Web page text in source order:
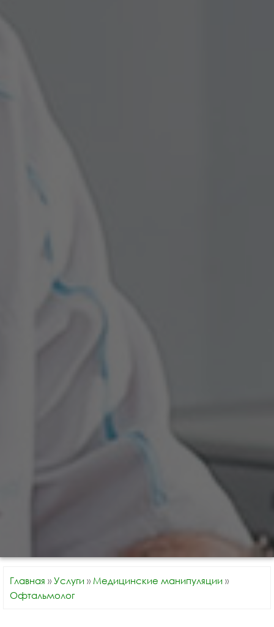
Главная » Услуги » Медицинские манипуляции »
Офтальмолог